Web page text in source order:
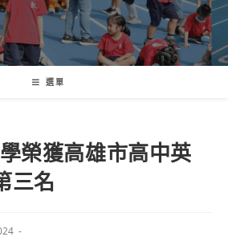
選單
榮獲高雄市高中英
三名